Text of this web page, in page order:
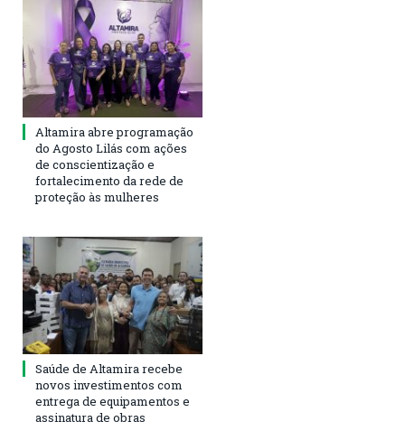
Altamira abre programação
do Agosto Lilás com ações
de conscientização e
fortalecimento da rede de
proteção às mulheres
Saúde de Altamira recebe
novos investimentos com
entrega de equipamentos e
assinatura de obras